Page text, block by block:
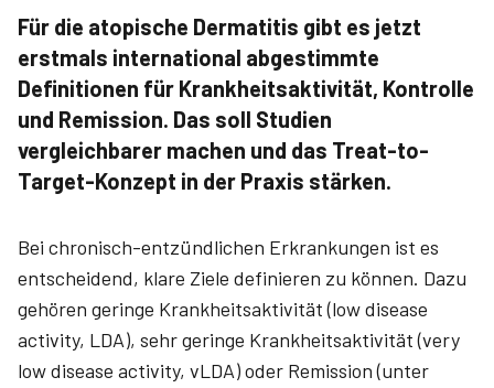
Für die atopische Dermatitis gibt es jetzt
erstmals international abgestimmte
Definitionen für Krankheitsaktivität, Kontrolle
und Remission. Das soll Studien
vergleichbarer machen und das Treat-to-
Target-Konzept in der Praxis stärken.
Bei chronisch-entzündlichen Erkrankungen ist es
entscheidend, klare Ziele definieren zu können. Dazu
gehören geringe Krankheitsaktivität (low disease
activity, LDA), sehr geringe Krankheitsaktivität (very
low disease activity, vLDA) oder Remission (unter